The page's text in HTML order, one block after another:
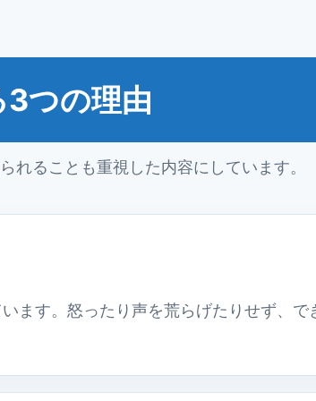
つの理由
れることも重視した内容にしています。
ます。怒ったり声を荒らげたりせず、